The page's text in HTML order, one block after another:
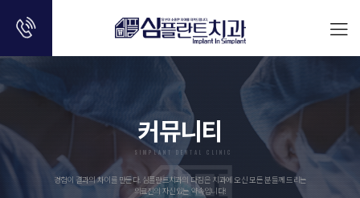
커뮤니티
SIMPLANT DENTAL CLINIC
경험이 결과의 차이를 만든다. 심플란트치과의 다짐은 치과에 오신 모든 분들께 드리는
의료진의 자신있는 약속입니다!